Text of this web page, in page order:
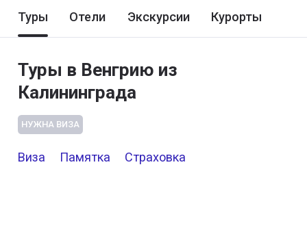
Туры Отели Экскурсии Курорты
Туры в Венгрию из
Калининграда
НУЖНА ВИЗА
Виза Памятка Страховка